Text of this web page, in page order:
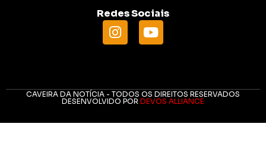
Redes Sociais
CAVEIRA DA NOTÍCIA - TODOS OS DIREITOS RESERVADOS
DESENVOLVIDO POR DEVOS ALLIANCE